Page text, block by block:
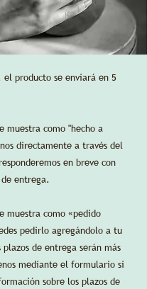
el producto se enviará en 5
muestra como "hecho a
directamente a través del
en breve con
entrega.
muestra como «pedido
pedirlo agregándolo a tu
de entrega serán más
mediante el formulario si
sobre los plazos de